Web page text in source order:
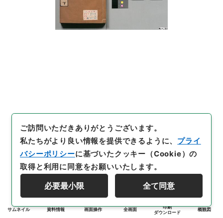
サムネイル 資料情報 画面操作 全画面
印刷
ダウンロード
概観図
ご訪問いただきありがとうございます。
私たちがより良い情報を提供できるように、 プライ
バシーポリシーに基づいたクッキー（Cookie）の
取得と利用に同意をお願いいたします。
必要最小限 全て同意